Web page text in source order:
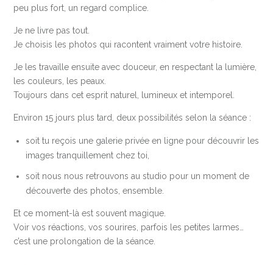
peu plus fort, un regard complice.
Je ne livre pas tout.
Je choisis les photos qui racontent vraiment votre histoire.
Je les travaille ensuite avec douceur, en respectant la lumière,
les couleurs, les peaux.
Toujours dans cet esprit naturel, lumineux et intemporel.
Environ 15 jours plus tard, deux possibilités selon la séance :
soit tu reçois une galerie privée en ligne pour découvrir les
images tranquillement chez toi,
soit nous nous retrouvons au studio pour un moment de
découverte des photos, ensemble.
Et ce moment-là est souvent magique.
Voir vos réactions, vos sourires, parfois les petites larmes…
c’est une prolongation de la séance.